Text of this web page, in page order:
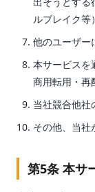
ルブレイク等）
他のユーザー
本サービスを
商用転用・再
当社競合他社
その他、当社
第5条 本サ